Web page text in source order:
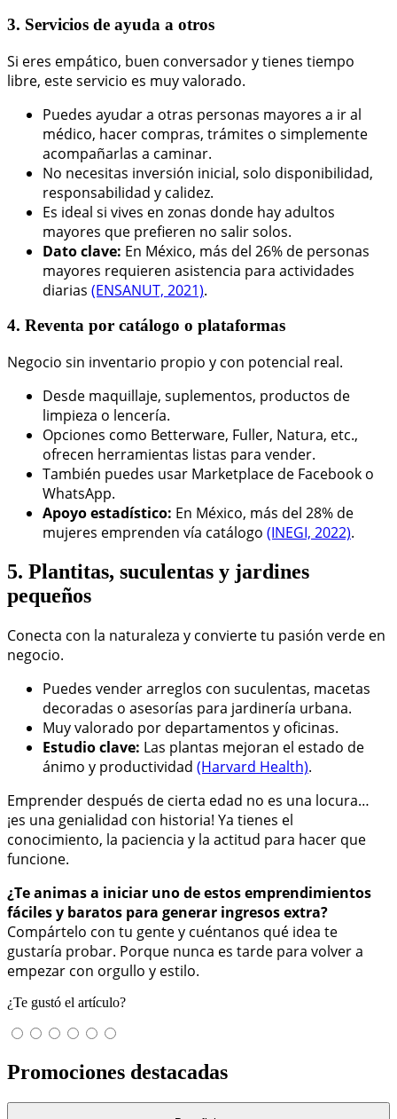
3. Servicios de ayuda a otros
Si eres empático, buen conversador y tienes tiempo
libre, este servicio es muy valorado.
Puedes ayudar a otras personas mayores a ir al
médico, hacer compras, trámites o simplemente
acompañarlas a caminar.
No necesitas inversión inicial, solo disponibilidad,
responsabilidad y calidez.
Es ideal si vives en zonas donde hay adultos
mayores que prefieren no salir solos.
Dato clave: En México, más del 26% de personas
mayores requieren asistencia para actividades
diarias (ENSANUT, 2021).
4. Reventa por catálogo o plataformas
Negocio sin inventario propio y con potencial real.
Desde maquillaje, suplementos, productos de
limpieza o lencería.
Opciones como Betterware, Fuller, Natura, etc.,
ofrecen herramientas listas para vender.
También puedes usar Marketplace de Facebook o
WhatsApp.
Apoyo estadístico: En México, más del 28% de
mujeres emprenden vía catálogo (INEGI, 2022).
5. Plantitas, suculentas y jardines
pequeños
Conecta con la naturaleza y convierte tu pasión verde en
negocio.
Puedes vender arreglos con suculentas, macetas
decoradas o asesorías para jardinería urbana.
Muy valorado por departamentos y oficinas.
Estudio clave: Las plantas mejoran el estado de
ánimo y productividad (Harvard Health).
Emprender después de cierta edad no es una locura…
¡es una genialidad con historia! Ya tienes el
conocimiento, la paciencia y la actitud para hacer que
funcione.
¿Te animas a iniciar uno de estos emprendimientos
fáciles y baratos para generar ingresos extra?
Compártelo con tu gente y cuéntanos qué idea te
gustaría probar. Porque nunca es tarde para volver a
empezar con orgullo y estilo.
¿Te gustó el artículo?
Promociones destacadas